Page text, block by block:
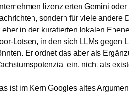
lizenzierten Gemini
sondern für viele andere
eher in der kuratierten lokalen
Lotsen, in den sich LLMs gegen
Er ordnet das aber als
ein, nicht als
ist im Kern Googles altes